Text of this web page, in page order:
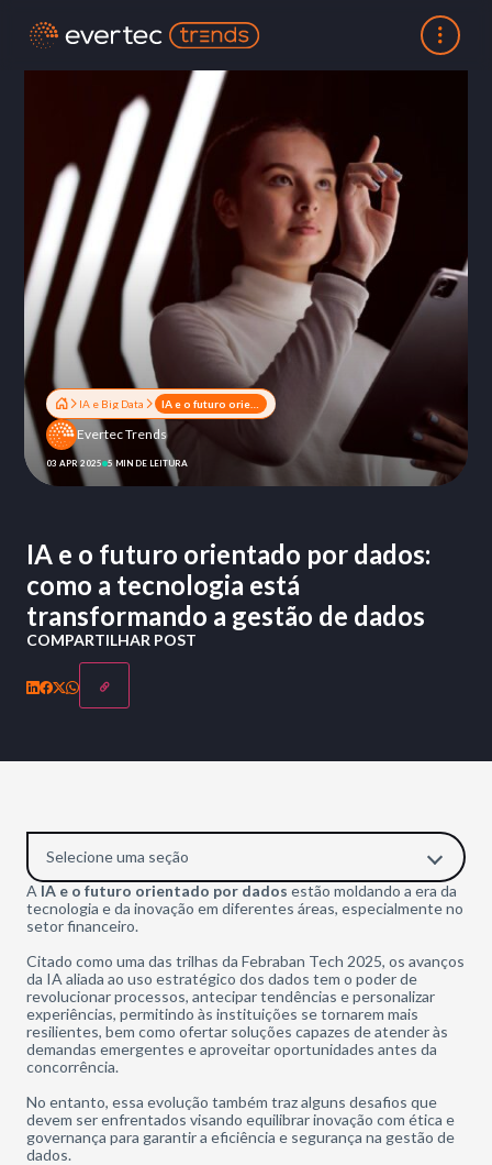
IA e Big Data
Evertec Trends
03 APR 2025 5 MIN DE LEITURA
IA e o futuro orientado por dados:
como a tecnologia está
transformando a gestão de dados
COMPARTILHAR POST
Selecione uma seção
A IA e o futuro orientado por dados estão moldando a era da
tecnologia e da inovação em diferentes áreas, especialmente no
setor financeiro.
Citado como uma das trilhas da Febraban Tech 2025, os avanços
da IA aliada ao uso estratégico dos dados tem o poder de
revolucionar processos, antecipar tendências e personalizar
experiências, permitindo às instituições se tornarem mais
resilientes, bem como ofertar soluções capazes de atender às
demandas emergentes e aproveitar oportunidades antes da
concorrência.
No entanto, essa evolução também traz alguns desafios que
devem ser enfrentados visando equilibrar inovação com ética e
governança para garantir a eficiência e segurança na gestão de
dados.